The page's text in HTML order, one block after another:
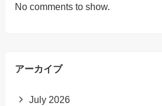
No comments to show.
アーカイブ
July 2026